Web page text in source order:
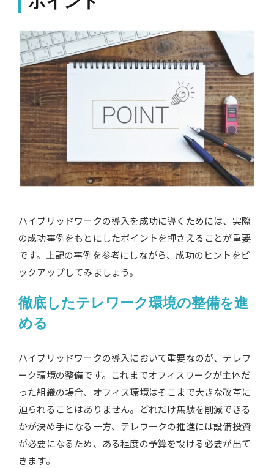
ハイブリッドワークの導入を成功に導くためには、実際
の成功事例をもとにしたポイントを押さえることが重要
です。上記の事例を参考にしながら、成功のヒントをピ
ックアップしてみましょう。
徹底したテレワーク環境の整備を進
める
ハイブリッドワークの導入において重要なのが、テレワ
ーク環境の整備です。これまでオフィスワークが主体だ
った組織の場合、オフィス環境はそこまで大きな改革に
迫られることはありません。どれだけ無駄を削減できる
かが決め手になる一方、テレワークの推進には設備投資
が必要になるため、ある程度の予算を設ける必要が出て
きます。